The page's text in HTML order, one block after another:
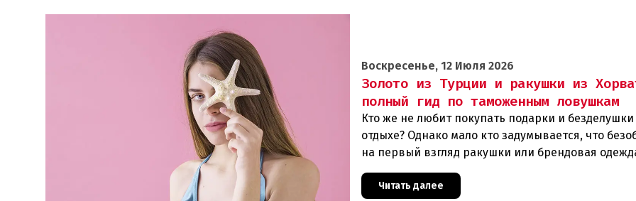
Воскресенье, 12 Июля 2026
Золото из Турции и ракушки из
полный гид по таможенным ловушкам
Кто же не любит покупать подарки и
отдыхе? Однако мало кто задумывается, что
на первый взгляд ракушки или брендовая
обернуться огромными проблемами при
Читать далее